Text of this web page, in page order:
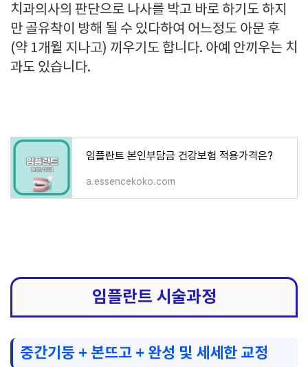
치과의사의 판단으로 나사를 박고 바로 하기도 하지
만 골유착이 방해 될 수 있다하여 어느정도 아문 후
(약 1개월 지나고) 끼우기도 합니다. 아예 안끼우는 치
과도 있습니다.
임플란트 본인부담금 건강보험 적용가격은?
a.essencekoko.com
임플란트 시술과정
중간기둥 + 본뜨고 + 완성 및 세세한 교정